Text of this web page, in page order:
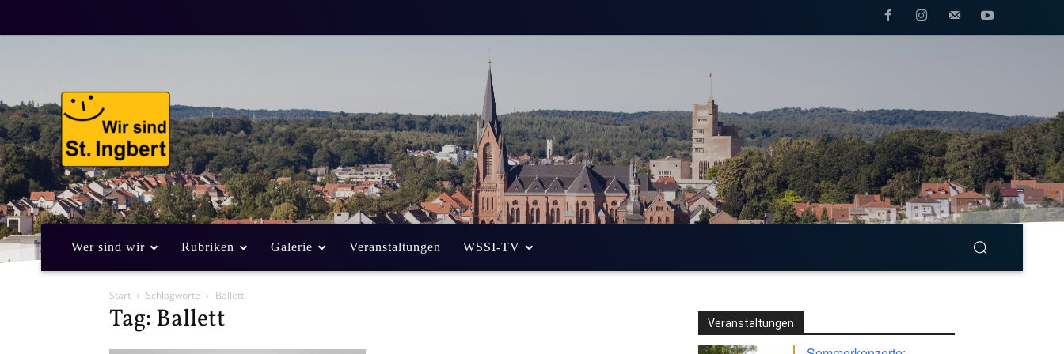
Wer sind wir Rubriken Galerie Veranstaltungen WSSI-TV
Start Schlagworte Ballett
Tag: Ballett Veranstaltungen